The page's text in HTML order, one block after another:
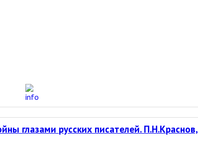
глазами русских писателей. П.Н.Краснов,